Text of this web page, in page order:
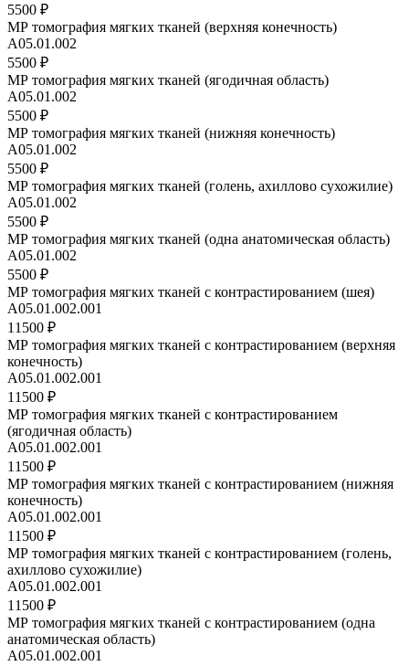
5500 ₽
МР томография мягких тканей (верхняя конечность)
A05.01.002
5500 ₽
МР томография мягких тканей (ягодичная область)
A05.01.002
5500 ₽
МР томография мягких тканей (нижняя конечность)
A05.01.002
5500 ₽
МР томография мягких тканей (голень, ахиллово сухожилие)
А05.01.002
5500 ₽
МР томография мягких тканей (одна анатомическая область)
А05.01.002
5500 ₽
МР томография мягких тканей с контрастированием (шея)
A05.01.002.001
11500 ₽
МР томография мягких тканей с контрастированием (верхняя
конечность)
A05.01.002.001
11500 ₽
МР томография мягких тканей с контрастированием
(ягодичная область)
A05.01.002.001
11500 ₽
МР томография мягких тканей с контрастированием (нижняя
конечность)
A05.01.002.001
11500 ₽
МР томография мягких тканей с контрастированием (голень,
ахиллово сухожилие)
A05.01.002.001
11500 ₽
МР томография мягких тканей с контрастированием (одна
анатомическая область)
A05.01.002.001